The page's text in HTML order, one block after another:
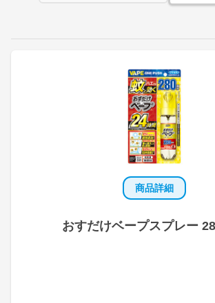
商品詳細
おすだけベープスプレー